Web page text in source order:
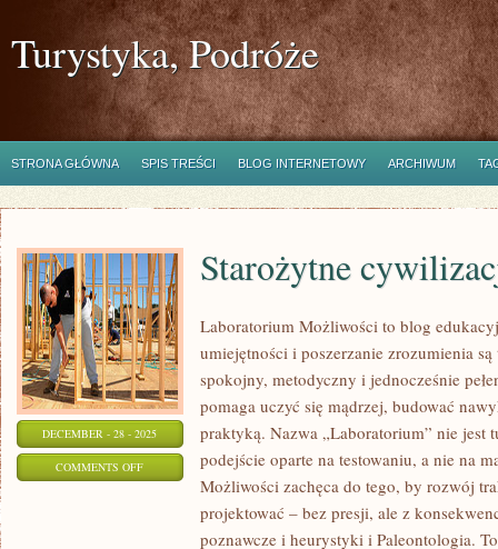
Turystyka, Podróże
STRONA GŁÓWNA SPIS TREŚCI BLOG INTERNETOWY ARCHIWUM
DECEMBER - 28 - 2025
COMMENTS OFFON
STAROŻYTNE
CYWILIZACJE
Starożytne
Laboratorium Możliwości to blog
umiejętności i poszerzanie zrozumienia
spokojny, metodyczny i jednocześnie
pomaga uczyć się mądrzej, budować
praktyką. Nazwa „Laboratorium” nie jest
podejście oparte na testowaniu, a nie na
Możliwości zachęca do tego, by rozwój
projektować – bez presji, ale z
poznawcze i heurystyki i Paleontologia.